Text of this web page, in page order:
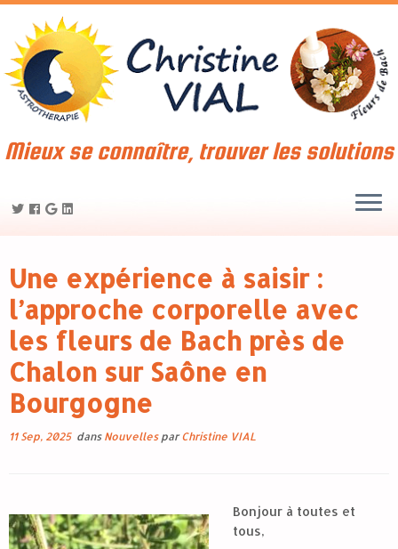
Mieux se connaître, trouver les solutions
Une expérience à saisir :
l’approche corporelle avec
les fleurs de Bach près de
Chalon sur Saône en
Bourgogne
11 Sep, 2025dans Nouvelles parChristine VIAL
Bonjour à toutes et
tous,